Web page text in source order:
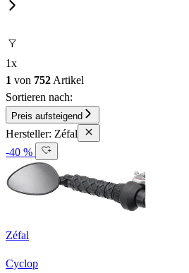
1x
1 von 752Artikel
Sortieren nach:
Preis aufsteigend
Hersteller: Zéfal
-40 %
Zéfal
Cyclop